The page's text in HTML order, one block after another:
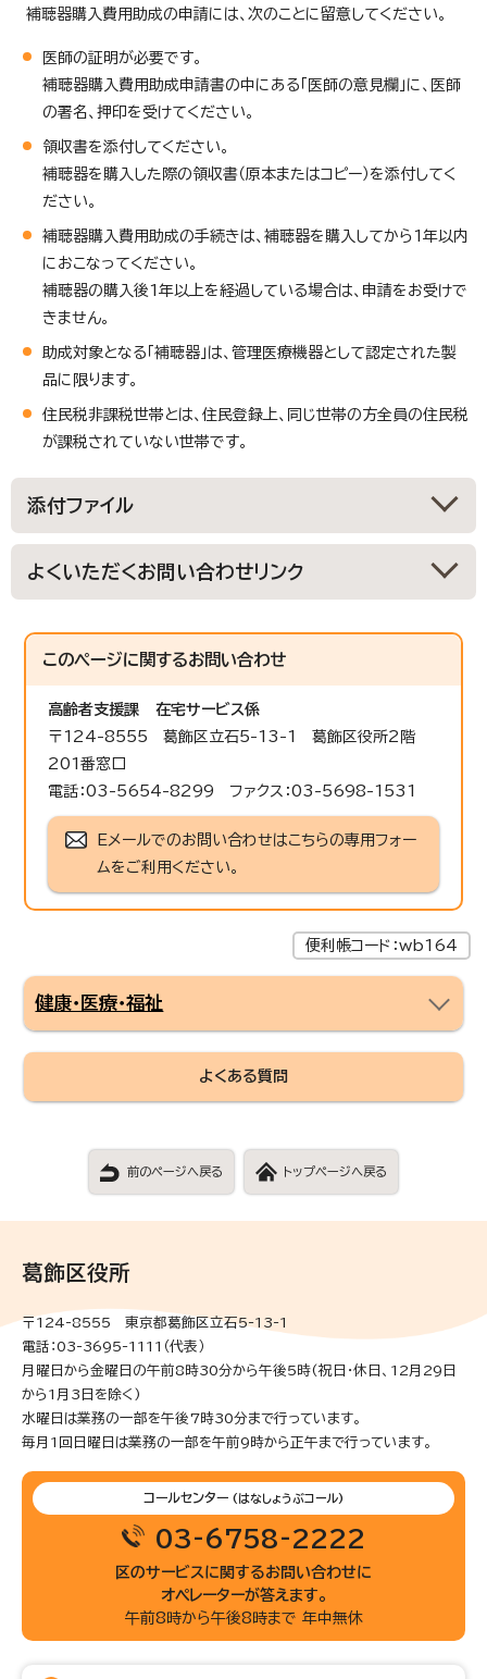
補聴器購入費用助成の申請には、次のことに留意してください。
医師の証明が必要です。
補聴器購入費用助成申請書の中にある「医師の意見欄」に、医師
の署名、押印を受けてください。
領収書を添付してください。
補聴器を購入した際の領収書（原本またはコピー）を添付してく
ださい。
補聴器購入費用助成の手続きは、補聴器を購入してから1年以内
におこなってください。
補聴器の購入後1年以上を経過している場合は、申請をお受けで
きません。
助成対象となる「補聴器」は、管理医療機器として認定された製
品に限ります。
住民税非課税世帯とは、住民登録上、同じ世帯の方全員の住民税
が課税されていない世帯です。
添付ファイル
よくいただくお問い合わせリンク
このページに関するお問い合わせ
高齢者支援課
在宅サービス係
〒124-8555 葛飾区立石5-13-1 葛飾区役所2階
201番窓口
電話：03-5654-8299 ファクス：03-5698-1531
Eメールでのお問い合わせはこちらの専用フォー
ムをご利用ください。
便利帳コード：wb164
健康・医療・福祉
よくある質問
前のページへ戻る トップページへ戻る
葛飾区役所
〒124-8555 東京都葛飾区立石5-13-1
電話：03-3695-1111（代表）
月曜日から金曜日の午前8時30分から午後5時(祝日・休日、12月29日
から1月3日を除く)
水曜日は業務の一部を午後7時30分まで行っています。
毎月1回日曜日は業務の一部を午前9時から正午まで行っています。
コールセンター (はなしょうぶコール)
03-6758-2222
区のサービスに関するお問い合わせに
オペレーターが答えます。
午前8時から午後8時まで 年中無休